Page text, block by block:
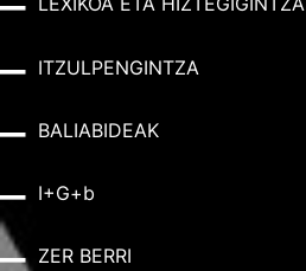
ITZULPENGINTZA
BALIABIDEAK
I+G+b
ZER BERRI